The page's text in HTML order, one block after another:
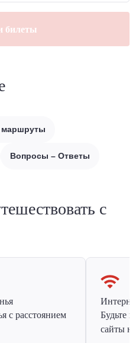
билеты
маршруты
Вопросы – Ответы
с
с расстоянием
Будьте
сайты на